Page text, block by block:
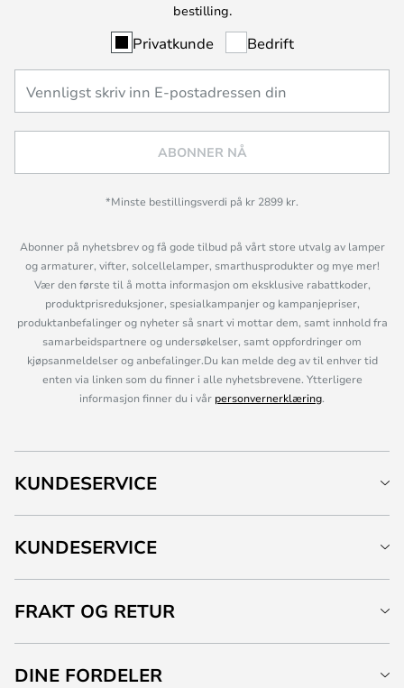
bestilling.
Privatkunde Bedrift
ABONNER NÅ
*Minste bestillingsverdi på kr 2899 kr.
Abonner på nyhetsbrev og få gode tilbud på vårt store utvalg av lamper
og armaturer, vifter, solcellelamper, smarthusprodukter og mye mer!
Vær den første til å motta informasjon om eksklusive rabattkoder,
produktprisreduksjoner, spesialkampanjer og kampanjepriser,
produktanbefalinger og nyheter så snart vi mottar dem, samt innhold fra
samarbeidspartnere og undersøkelser, samt oppfordringer om
kjøpsanmeldelser og anbefalinger.Du kan melde deg av til enhver tid
enten via linken som du finner i alle nyhetsbrevene. Ytterligere
informasjon finner du i vår personvernerklæring.
KUNDESERVICE
KUNDESERVICE
FRAKT OG RETUR
DINE FORDELER